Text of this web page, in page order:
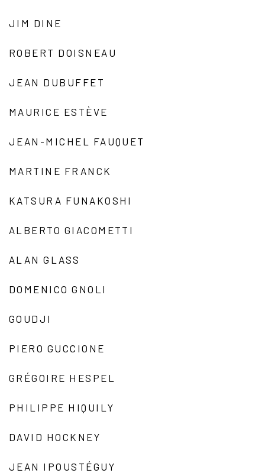
JIM DINE
ROBERT DOISNEAU
JEAN DUBUFFET
MAURICE ESTÈVE
JEAN-MICHEL FAUQUET
MARTINE FRANCK
KATSURA FUNAKOSHI
ALBERTO GIACOMETTI
ALAN GLASS
DOMENICO GNOLI
GOUDJI
PIERO GUCCIONE
GRÉGOIRE HESPEL
PHILIPPE HIQUILY
DAVID HOCKNEY
JEAN IPOUSTÉGUY